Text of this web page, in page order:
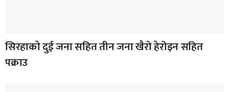
सिरहाकाे दुई जना सहित तीन जना खैरो हेरोइन सहित
पक्राउ